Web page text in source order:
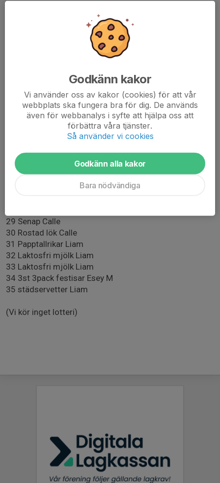
12.Kaffepaket - bryggkaffe Ludvik
13 & 14 Kaffepaket - bryggkaffe Stellan
15.Storpack muggar (50-100st) Hugo
17.Storpack muggar (50-100st)Edgar
18.3st 3-pack festisar Sigge
19.3st 3-pack festisar Ludvik
20.3st 3-pack festisar Elton
21.Jobba i fiket 8:30-10:30 (Ludvik)
22.Jobba i fiket 10:30-12:30 (Sigge)
23.Jobba i fiket 12:30-14:30 (Oscar)
24 3st 3-pack festisar Esey O
25 3st 3-pack festisar Esey O
29 Senap Calle
30 Rostad lök Calle
31 Papptallrikar Liam
32 Laktosfri mjölk Liam
33 Laktosfri mjölk Liam
34 3st 3pack festisar Esey M
35 städservetter Liam
(Vi kör inget lotteri)
Godkänn kakor
Vi använder oss av kakor (cookies) för att vår
webbplats ska fungera bra för dig. De används
även för webbanalys i syfte att hjälpa oss att
förbättra våra tjänster.
Så använder vi cookies
Godkänn alla kakor
Bara nödvändiga